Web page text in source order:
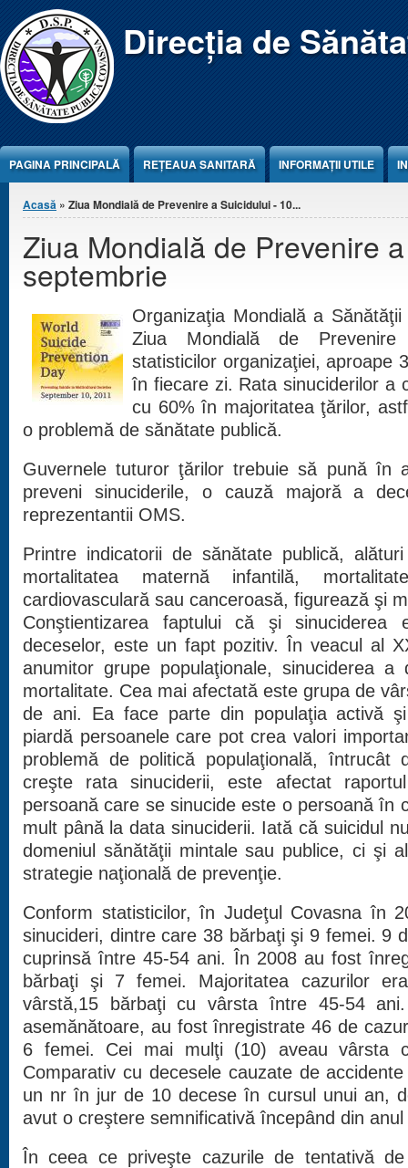
Jump to Content Direcția de
PAGINA PRINCIPALĂ REŢEAUA SANITARĂ INFORMAȚII UTILE
Eşti aici
Acasă » Ziua Mondială de Prevenire a Suicidului - 10...
Ziua Mondială de Prevenire
septembrie
Organizaţia Mondială a
Ziua Mondială de
statisticilor organizaţiei, aproape
în fiecare zi. Rata sinuciderilor a
cu 60% în majoritatea ţărilor,
o problemă de sănătate publică.
Guvernele tuturor ţărilor trebuie să pună în
preveni sinuciderile, o cauză majoră a
reprezentantii OMS.
Printre indicatorii de sănătate publică,
mortalitatea maternă infantilă,
cardiovasculară sau canceroasă, figurează şi
Conştientizarea faptului că şi
deceselor, este un fapt pozitiv. În veacul al
anumitor grupe populaţionale, sinuciderea
mortalitate. Cea mai afectată este grupa de
de ani. Ea face parte din populaţia activă
piardă persoanele care pot crea valori
problemă de politică populaţională, întrucât
creşte rata sinuciderii, este afectat
persoană care se sinucide este o persoană în
mult până la data sinuciderii. Iată că suicidul
domeniul sănătăţii mintale sau publice, ci şi
strategie naţională de prevenţie.
Conform statisticilor, în Judeţul Covasna în
sinucideri, dintre care 38 bărbaţi şi 9 femei. 9
cuprinsă între 45-54 ani. În 2008 au fost
bărbaţi şi 7 femei. Majoritatea cazurilor
vârstă,15 bărbaţi cu vârsta între 45-54
asemănătoare, au fost înregistrate 46 de
6 femei. Cei mai mulţi (10) aveau vârsta
Comparativ cu decesele cauzate de
un nr în jur de 10 decese în cursul unui an,
avut o creştere semnificativă începând din anul
În ceea ce priveşte cazurile de tentativă